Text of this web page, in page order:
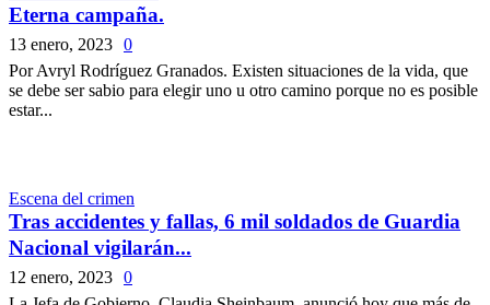
Eterna campaña.
13 enero, 2023 0
Por Avryl Rodríguez Granados. Existen situaciones de la vida, que
se debe ser sabio para elegir uno u otro camino porque no es posible
estar...
Escena del crimen
Tras accidentes y fallas, 6 mil soldados de Guardia
Nacional vigilarán...
12 enero, 2023 0